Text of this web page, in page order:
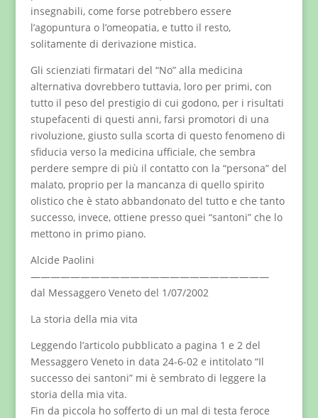
insegnabili, come forse potrebbero essere
l’agopuntura o l’omeopatia, e tutto il resto,
solitamente di derivazione mistica.
Gli scienziati firmatari del “No” alla medicina
alternativa dovrebbero tuttavia, loro per primi, con
tutto il peso del prestigio di cui godono, per i risultati
stupefacenti di questi anni, farsi promotori di una
rivoluzione, giusto sulla scorta di questo fenomeno di
sfiducia verso la medicina ufficiale, che sembra
perdere sempre di più il contatto con la “persona” del
malato, proprio per la mancanza di quello spirito
olistico che è stato abbandonato del tutto e che tanto
successo, invece, ottiene presso quei “santoni” che lo
mettono in primo piano.
Alcide Paolini
————————————————————————
dal Messaggero Veneto del 1/07/2002
La storia della mia vita
Leggendo l’articolo pubblicato a pagina 1 e 2 del
Messaggero Veneto in data 24-6-02 e intitolato “Il
successo dei santoni” mi è sembrato di leggere la
storia della mia vita.
Fin da piccola ho sofferto di un mal di testa feroce